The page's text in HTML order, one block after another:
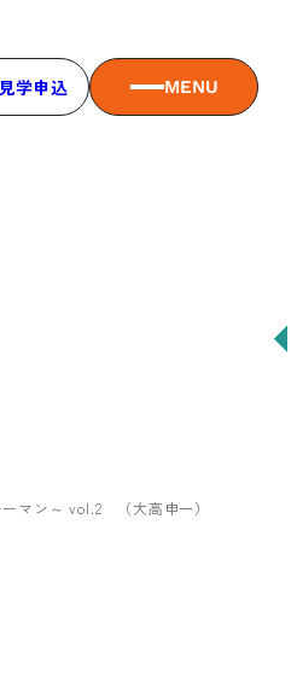
学申込 MENU
マン～ vol.2 （大高申一）